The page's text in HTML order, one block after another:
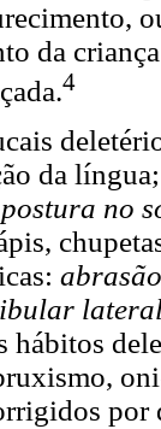
da
4
da
no
abrasão
hábitos
por